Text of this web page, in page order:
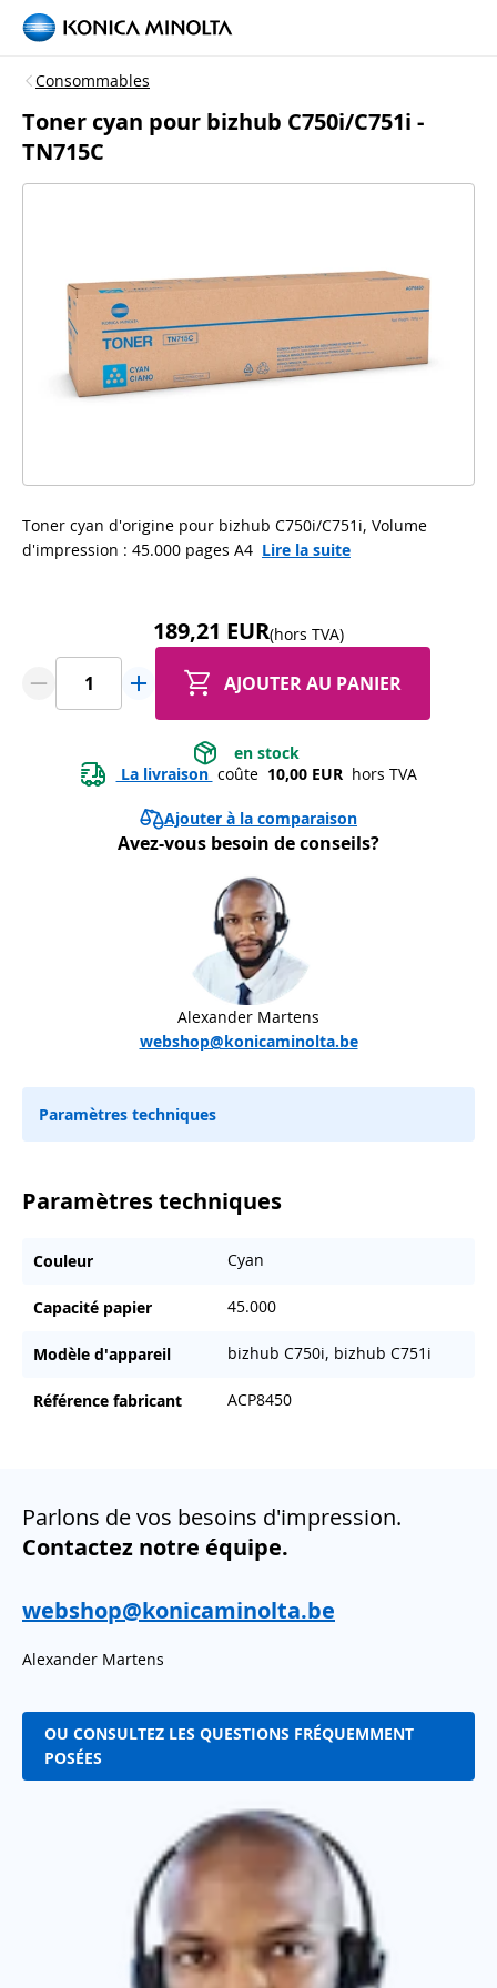
Consommables
Toner cyan pour bizhub C750i/C751i -
TN715C
Toner cyan d'origine pour bizhub C750i/C751i, Volume
d'impression : 45.000 pages A4 Lire la suite
189,21 EUR(hors TVA)
AJOUTER AU PANIER
en stock
La livraison coûte 10,00 EUR hors TVA
Ajouter à la comparaison
Avez-vous besoin de conseils?
Alexander Martens
webshop@konicaminolta.be
Paramètres techniques
Paramètres techniques
Couleur Cyan
Capacité papier 45.000
Modèle d'appareil bizhub C750i, bizhub C751i
Référence fabricant ACP8450
Parlons de vos besoins d'impression.
Contactez notre équipe.
webshop@konicaminolta.be
Alexander Martens
OU CONSULTEZ LES QUESTIONS FRÉQUEMMENT
POSÉES